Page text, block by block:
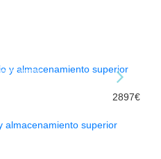
2897€
almacenamiento superior